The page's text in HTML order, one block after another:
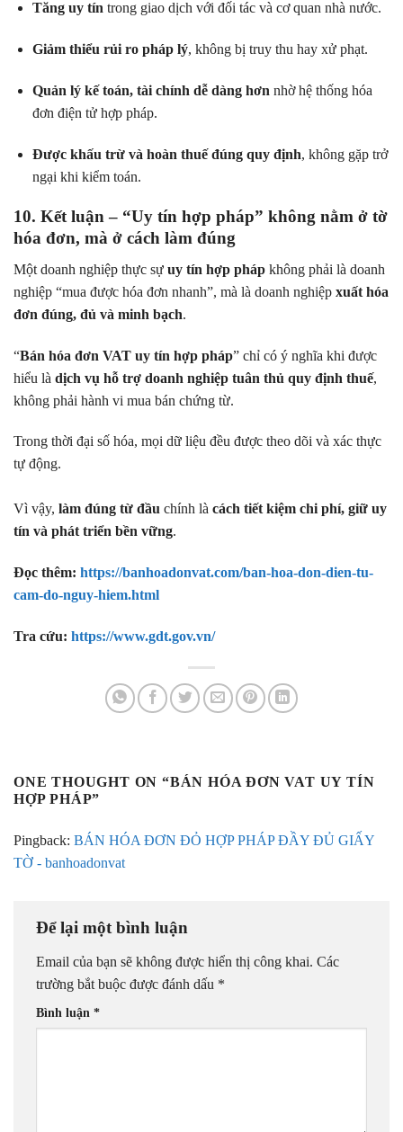
Tăng uy tín trong giao dịch với đối tác và cơ quan nhà nước.
Giảm thiểu rủi ro pháp lý, không bị truy thu hay xử phạt.
Quản lý kế toán, tài chính dễ dàng hơn nhờ hệ thống hóa
đơn điện tử hợp pháp.
Được khấu trừ và hoàn thuế đúng quy định, không gặp trở
ngại khi kiểm toán.
10. Kết luận – “Uy tín hợp pháp” không nằm ở tờ
hóa đơn, mà ở cách làm đúng
Một doanh nghiệp thực sự uy tín hợp pháp không phải là doanh
nghiệp “mua được hóa đơn nhanh”, mà là doanh nghiệp xuất hóa
đơn đúng, đủ và minh bạch.
“Bán hóa đơn VAT uy tín hợp pháp” chỉ có ý nghĩa khi được
hiểu là dịch vụ hỗ trợ doanh nghiệp tuân thủ quy định thuế,
không phải hành vi mua bán chứng từ.
Trong thời đại số hóa, mọi dữ liệu đều được theo dõi và xác thực
tự động.
Vì vậy, làm đúng từ đầu chính là cách tiết kiệm chi phí, giữ uy
tín và phát triển bền vững.
Đọc thêm: https://banhoadonvat.com/ban-hoa-don-dien-tu-
cam-do-nguy-hiem.html
Tra cứu: https://www.gdt.gov.vn/
ONE THOUGHT ON “BÁN HÓA ĐƠN VAT UY TÍN
HỢP PHÁP”
Pingback: BÁN HÓA ĐƠN ĐỎ HỢP PHÁP ĐẦY ĐỦ GIẤY
TỜ - banhoadonvat
Để lại một bình luận
Email của bạn sẽ không được hiển thị công khai. Các
trường bắt buộc được đánh dấu *
Bình luận *